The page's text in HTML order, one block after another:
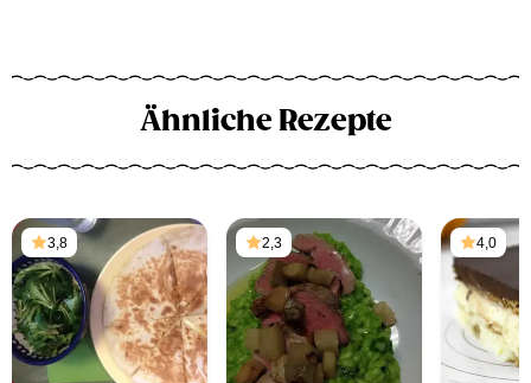
Ähnliche Rezepte
3,8 2,3 4,0